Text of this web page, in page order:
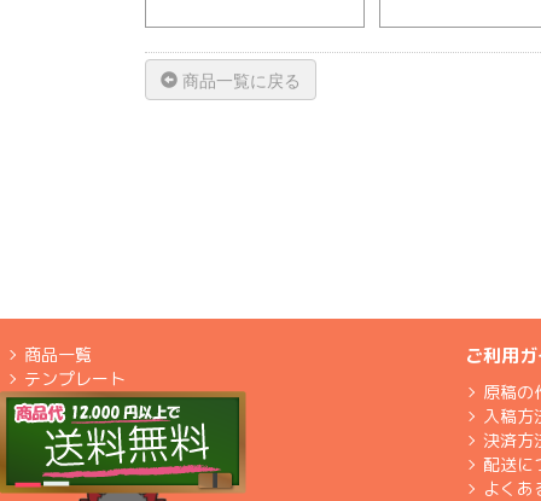
商品一覧に戻る
商品一覧
テンプレート
ご利用
原稿の
入稿方
決済方
配送に
よくあ